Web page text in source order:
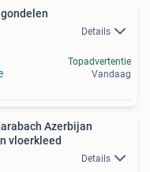
Details
Topadvertentie
Vandaag
Azerbijan
vloerkleed
Details